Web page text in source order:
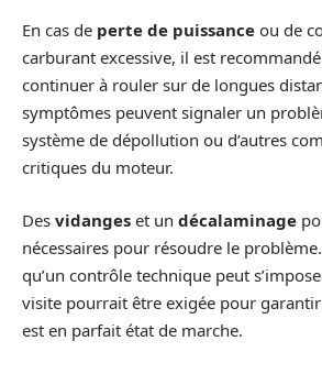
En cas de perte de puissance ou de
carburant excessive, il est
continuer à rouler sur de longues
symptômes peuvent signaler un
système de dépollution ou d’autres
critiques du moteur.
Des vidanges et un décalaminage
nécessaires pour résoudre le
qu’un contrôle technique peut
visite pourrait être exigée pour
est en parfait état de marche.